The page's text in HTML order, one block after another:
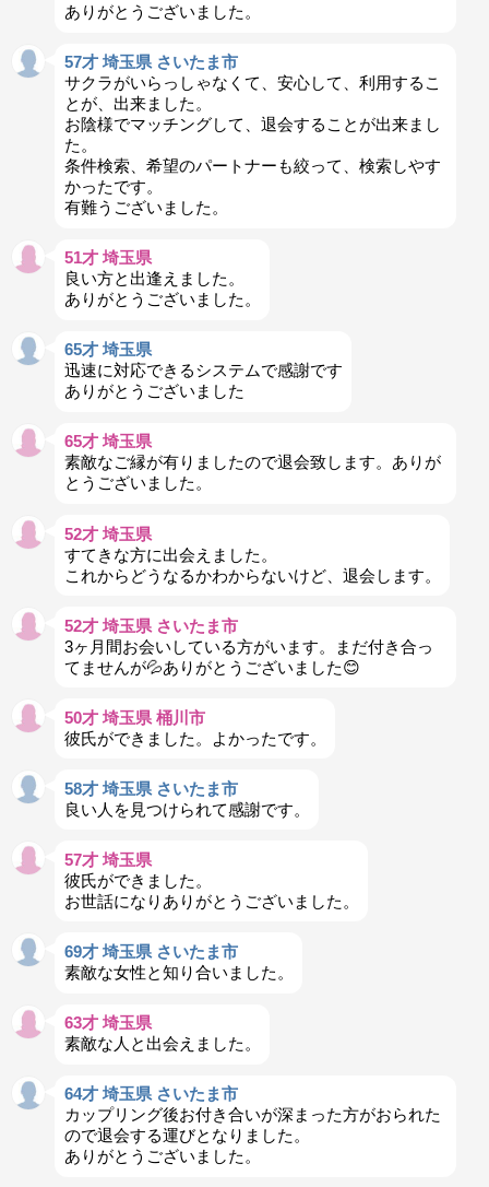
ありがとうございました。
57才 埼玉県 さいたま市
サクラがいらっしゃなくて、安心して、利用するこ
とが、出来ました。
お陰様でマッチングして、退会することが出来まし
た。
条件検索、希望のパートナーも絞って、検索しやす
かったです。
有難うございました。
51才 埼玉県
良い方と出逢えました。
ありがとうございました。
65才 埼玉県
迅速に対応できるシステムで感謝です
ありがとうございました
65才 埼玉県
素敵なご縁が有りましたので退会致します。ありが
とうございました。
52才 埼玉県
すてきな方に出会えました。
これからどうなるかわからないけど、退会します。
52才 埼玉県 さいたま市
3ヶ月間お会いしている方がいます。まだ付き合っ
てませんが💦ありがとうございました😊
50才 埼玉県 桶川市
彼氏ができました。よかったです。
58才 埼玉県 さいたま市
良い人を見つけられて感謝です。
57才 埼玉県
彼氏ができました。
お世話になりありがとうございました。
69才 埼玉県 さいたま市
素敵な女性と知り合いました。
63才 埼玉県
素敵な人と出会えました。
64才 埼玉県 さいたま市
カップリング後お付き合いが深まった方がおられた
ので退会する運びとなりました。
ありがとうございました。